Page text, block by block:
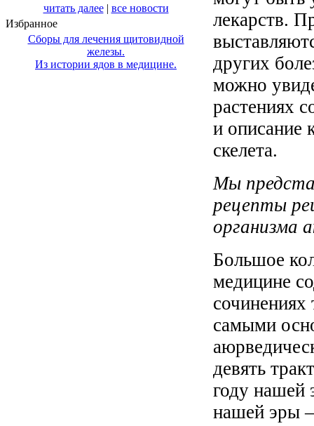
читать далее| все новости
Избранное
Сборы для лечения щитовидной
железы.
Из истории ядов в медицине.
лекарств.
других
можно
растениях
и описание
скелета.
Мы
рецепты
организма
Большое
медицине
сочинениях
самыми
девять
году нашей
нашей эры